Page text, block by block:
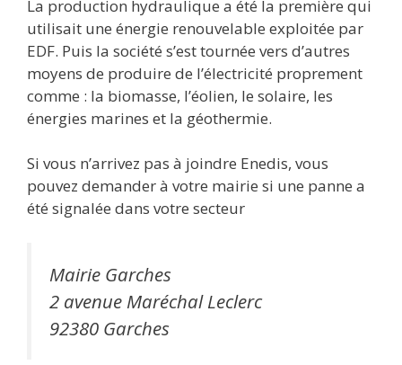
La production hydraulique a été la première qui
utilisait une énergie renouvelable exploitée par
EDF. Puis la société s’est tournée vers d’autres
moyens de produire de l’électricité proprement
comme : la biomasse, l’éolien, le solaire, les
énergies marines et la géothermie.
Si vous n’arrivez pas à joindre Enedis, vous
pouvez demander à votre mairie si une panne a
été signalée dans votre secteur
Mairie Garches
2 avenue Maréchal Leclerc
92380 Garches